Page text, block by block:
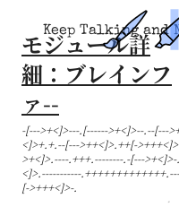
Keep Talking and
モジュール詳
細：ブレインフ
ァ--
-[--->+<]>---.[------>+<]>--.--[---
<]>+.+.--[--->++<]>.++[-
>+<]>.----.+++.--------.-[---
<]>.-----------
[->+++<]>-.